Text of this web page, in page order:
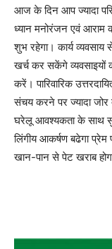
आज के दिन आप ज्यादा
ध्यान मनोरंजन एवं आराम
शुभ रहेगा। कार्य
खर्च कर सकेंगे व्यवसाइयों
करें। पारिवारिक
संचय करने पर ज्यादा
घरेलू आवश्यकता के साथ
लिंगीय आकर्षण बढेगा
खान-पान से पेट खराब